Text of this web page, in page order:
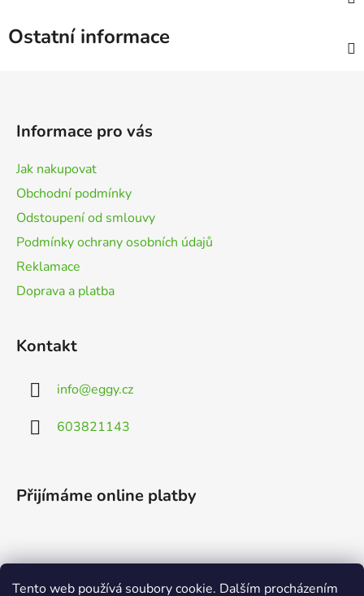
Tento web používá soubory cookie. Dalším procházením
Ostatní informace
Informace pro vás
Jak nakupovat
Obchodní podmínky
Odstoupení od smlouvy
Podmínky ochrany osobních údajů
Reklamace
Doprava a platba
Kontakt
info@eggy.cz
603821143
Přijímáme online platby